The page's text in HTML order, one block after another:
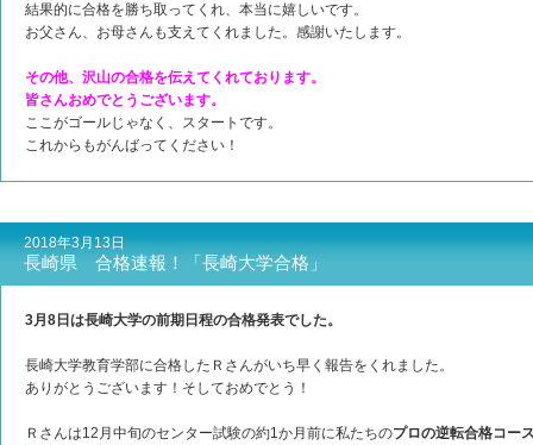
結果的に合格を勝ち取ってくれ、本当に嬉しいです。
お父さん、お母さんも支えてくれました。感謝いたします。
その他、沢山の合格を伝えてくれております。
皆さんおめでとうございます。
ここがゴールじゃなく、スタートです。
これからもがんばってください！
2018年3月13日
長崎県 合格速報！「長崎大学合格」
3月8日は長崎大学の前期日程の合格発表でした。
長崎大学教育学部に合格したＲさんがいち早く報告をくれました。
ありがとうございます！そしておめでとう！
Ｒさんは12月中旬のセンター試験の約1か月前に私たちのプロの逆転合格コー